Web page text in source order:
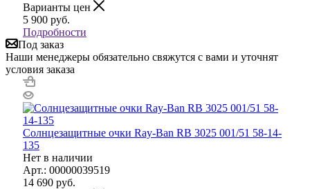
Варианты цен
5 900 руб.
Подробности
Под заказ
Наши менеджеры обязательно свяжутся с вами и уточнят
условия заказа
Солнцезащитные очки Ray-Ban RB 3025 001/51 58-14-
135
Нет в наличии
Арт.: 00000039519
14 690 руб.